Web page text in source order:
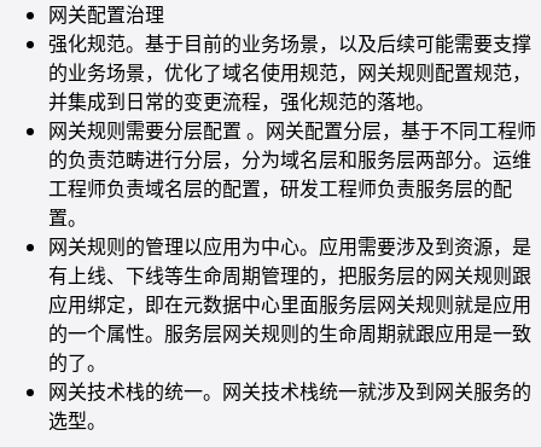
网关配置治理
强化规范。基于目前的业务场景，以及后续可能需要支撑
的业务场景，优化了域名使用规范，网关规则配置规范，
并集成到日常的变更流程，强化规范的落地。
网关规则需要分层配置 。网关配置分层，基于不同工程师
的负责范畴进行分层，分为域名层和服务层两部分。运维
工程师负责域名层的配置，研发工程师负责服务层的配
置。
网关规则的管理以应用为中心。应用需要涉及到资源，是
有上线、下线等生命周期管理的，把服务层的网关规则跟
应用绑定，即在元数据中心里面服务层网关规则就是应用
的一个属性。服务层网关规则的生命周期就跟应用是一致
的了。
网关技术栈的统一。网关技术栈统一就涉及到网关服务的
选型。